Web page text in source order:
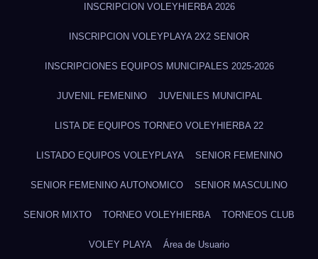
INSCRIPCION VOLEYHIERBA 2026
INSCRIPCION VOLEYPLAYA 2X2 SENIOR
INSCRIPCIONES EQUIPOS MUNICIPALES 2025-2026
JUVENIL FEMENINO JUVENILES MUNICIPAL
LISTA DE EQUIPOS TORNEO VOLEYHIERBA 22
LISTADO EQUIPOS VOLEYPLAYA SENIOR FEMENINO
SENIOR FEMENINO AUTONOMICO SENIOR MASCULINO
SENIOR MIXTO TORNEO VOLEYHIERBA TORNEOS CLUB
VOLEY PLAYA Área de Usuario